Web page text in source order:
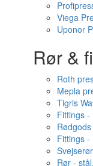
Viega
Uponor
Rør &
Roth
Mepla
Tigris
Fittings -
Rødgods
Fittings -
Rør -